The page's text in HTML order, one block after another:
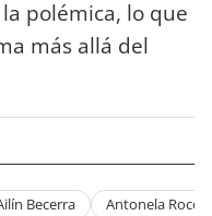
polémica, lo que
más allá del
Becerra Antonela